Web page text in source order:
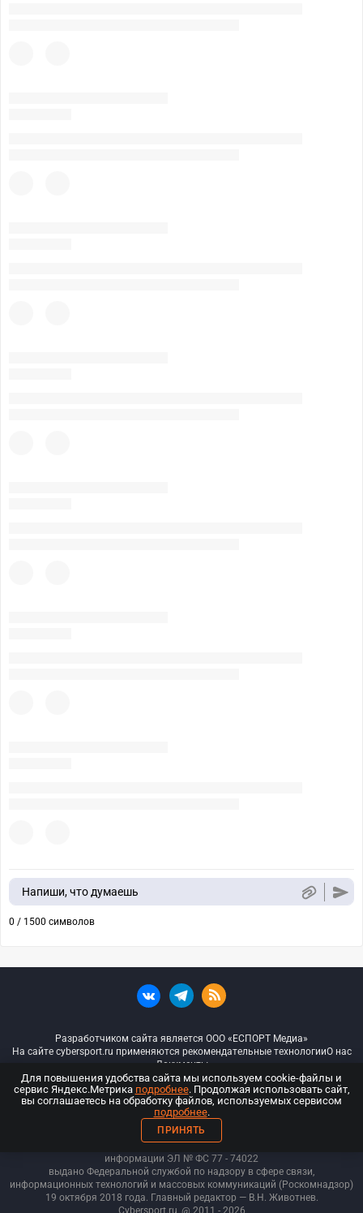
Напиши, что думаешь
0 / 1500 символов
Разработчиком сайта является ООО «ЕСПОРТ Медиа»
На сайте cybersport.ru применяются рекомендательные технологииО нас
Документы
© ООО «Киберспорт.ру» — Все права защищены
18+
ООО «Киберспорт.ру». Свидетельство о регистрации средств массовой
информации ЭЛ № ФС 77 - 74022
выдано Федеральной службой по надзору в сфере связи,
информационных технологий и массовых коммуникаций (Роскомнадзор)
19 октября 2018 года. Главный редактор — В.Н. Животнев.
Cybersport.ru @ 2011 - 2026
Для повышения удобства сайта мы используем cookie-файлы и
сервис Яндекс.Метрика подробнее. Продолжая использовать сайт,
вы соглашаетесь на обработку файлов, используемых сервисом
подробнее.
ПРИНЯТЬ